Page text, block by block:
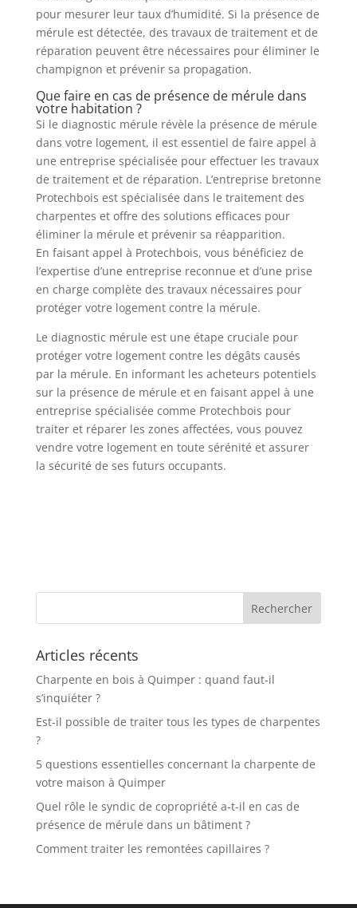
pour mesurer leur taux d’humidité. Si la présence de
mérule est détectée, des travaux de traitement et de
réparation peuvent être nécessaires pour éliminer le
champignon et prévenir sa propagation.
Que faire en cas de présence de mérule dans
votre habitation ?
Si le diagnostic mérule révèle la présence de mérule
dans votre logement, il est essentiel de faire appel à
une entreprise spécialisée pour effectuer les travaux
de traitement et de réparation. L’entreprise bretonne
Protechbois est spécialisée dans le traitement des
charpentes et offre des solutions efficaces pour
éliminer la mérule et prévenir sa réapparition.
En faisant appel à Protechbois, vous bénéficiez de
l’expertise d’une entreprise reconnue et d’une prise
en charge complète des travaux nécessaires pour
protéger votre logement contre la mérule.
Le diagnostic mérule est une étape cruciale pour
protéger votre logement contre les dégâts causés
par la mérule. En informant les acheteurs potentiels
sur la présence de mérule et en faisant appel à une
entreprise spécialisée comme Protechbois pour
traiter et réparer les zones affectées, vous pouvez
vendre votre logement en toute sérénité et assurer
la sécurité de ses futurs occupants.
Articles récents
Charpente en bois à Quimper : quand faut-il
s’inquiéter ?
Est-il possible de traiter tous les types de charpentes
?
5 questions essentielles concernant la charpente de
votre maison à Quimper
Quel rôle le syndic de copropriété a-t-il en cas de
présence de mérule dans un bâtiment ?
Comment traiter les remontées capillaires ?